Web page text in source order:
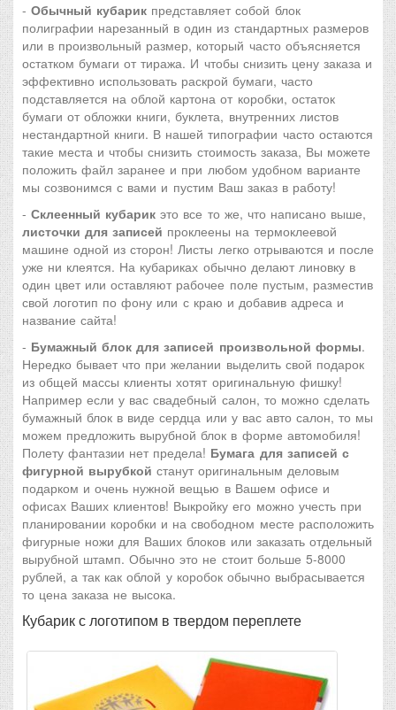
-Обычный кубарик представляет собой блок
полиграфии нарезанный в один из стандартных размеров
или в произвольный размер, который часто объясняется
остатком бумаги от тиража. И чтобы снизить цену заказа и
эффективно использовать раскрой бумаги, часто
подставляется на облой картона от коробки, остаток
бумаги от обложки книги, буклета, внутренних листов
нестандартной книги. В нашей типографии часто остаются
такие места и чтобы снизить стоимость заказа, Вы можете
положить файл заранее и при любом удобном варианте
мы созвонимся с вами и пустим Ваш заказ в работу!
-Склеенный кубарик это все то же, что написано выше,
листочки для записей проклеены на термоклеевой
машине одной из сторон! Листы легко отрываются и после
уже ни клеятся. На кубариках обычно делают линовку в
один цвет или оставляют рабочее поле пустым, разместив
свой логотип по фону или с краю и добавив адреса и
название сайта!
- Бумажный блок для записей произвольной формы.
Нередко бывает что при желании выделить свой подарок
из общей массы клиенты хотят оригинальную фишку!
Например если у вас свадебный салон, то можно сделать
бумажный блок в виде сердца или у вас авто салон, то мы
можем предложить вырубной блок в форме автомобиля!
Полету фантазии нет предела! Бумага для записей с
фигурной вырубкой станут оригинальным деловым
подарком и очень нужной вещью в Вашем офисе и
офисах Ваших клиентов! Выкройку его можно учесть при
планировании коробки и на свободном месте расположить
фигурные ножи для Ваших блоков или заказать отдельный
вырубной штамп. Обычно это не стоит больше 5-8000
рублей, а так как облой у коробок обычно выбрасывается
то цена заказа не высока.
Кубарик с логотипом в твердом переплете